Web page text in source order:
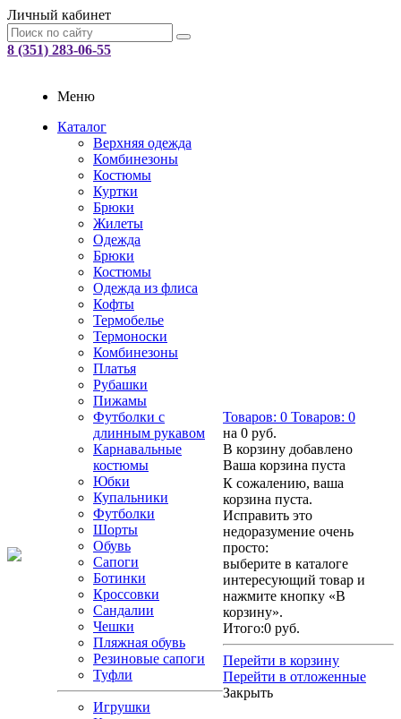
Личный кабинет
8 (351) 283-06-55
Меню
Каталог
Верхняя одежда
Комбинезоны
Костюмы
Куртки
Брюки
Жилеты
Одежда
Брюки
Костюмы
Одежда из флиса
Кофты
Термобелье
Термоноски
Комбинезоны
Платья
Рубашки
Пижамы
Футболки с
длинным рукавом
Карнавальные
костюмы
Юбки
Купальники
Футболки
Шорты
Обувь
Сапоги
Ботинки
Кроссовки
Сандалии
Чешки
Пляжная обувь
Резиновые сапоги
Туфли
Игрушки
Товаров: 0 Товаров: 0
на 0 руб.
В корзину добавлено
Ваша корзина пуста
К сожалению, ваша
корзина пуста.
Исправить это
недоразумение очень
просто:
выберите в каталоге
интересующий товар и
нажмите кнопку «В
корзину».
Итого:0 руб.
Перейти в корзину
Перейти в отложенные
Закрыть